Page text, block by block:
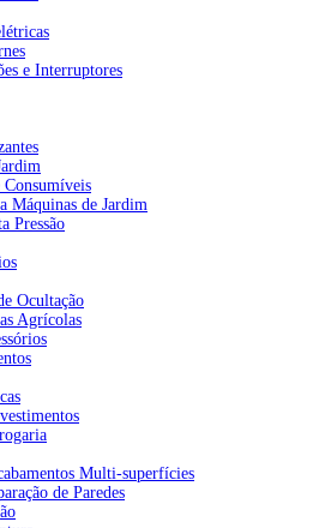
e Interruptores
Consumíveis
Máquinas de Jardim
Pressão
Ocultação
Agrícolas
Multi-superfícies
de Paredes